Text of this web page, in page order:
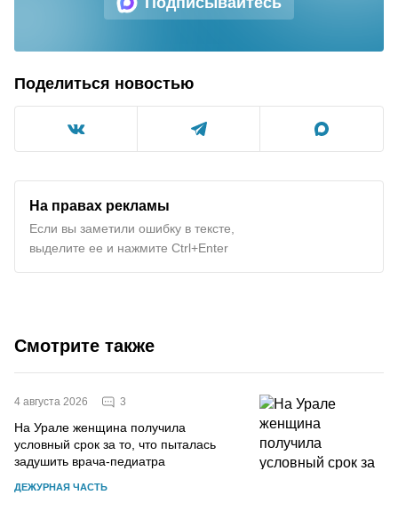
Поделиться новостью
На правах рекламы
Если вы заметили ошибку в тексте,
выделите ее и нажмите Ctrl+Enter
Смотрите также
4 августа 2026 3
На Урале женщина получила
условный срок за то, что пыталась
задушить врача-педиатра
ДЕЖУРНАЯ ЧАСТЬ